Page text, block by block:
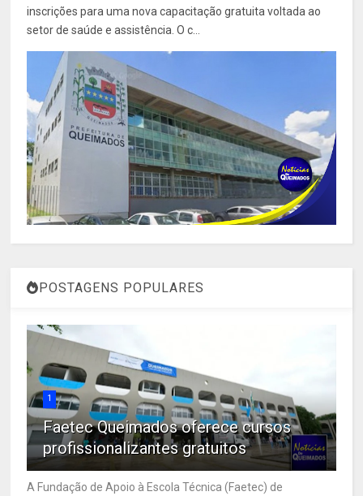
inscrições para uma nova capacitação gratuita voltada ao
setor de saúde e assistência. O c...
POSTAGENS POPULARES
1
Faetec Queimados oferece cursos
profissionalizantes gratuitos
A Fundação de Apoio à Escola Técnica (Faetec) de